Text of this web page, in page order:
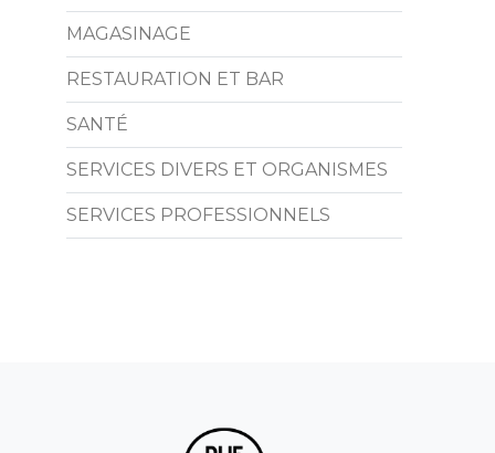
MAGASINAGE
RESTAURATION ET BAR
SANTÉ
SERVICES DIVERS ET ORGANISMES
SERVICES PROFESSIONNELS